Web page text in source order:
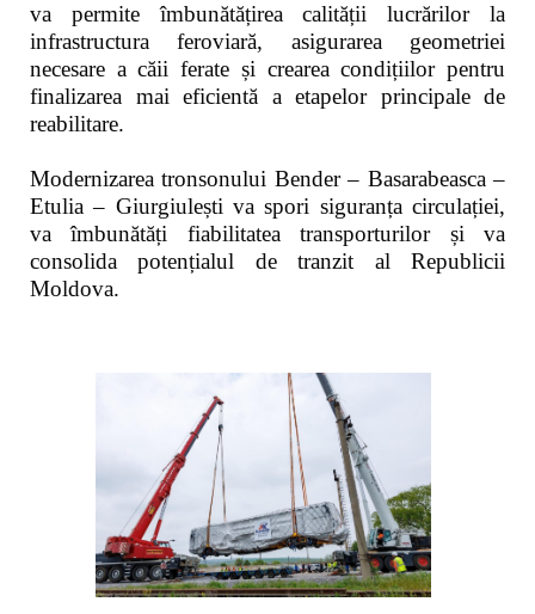
va permite îmbunătățirea calității lucrărilor la
infrastructura feroviară, asigurarea geometriei
necesare a căii ferate și crearea condițiilor pentru
finalizarea mai eficientă a etapelor principale de
reabilitare.
Modernizarea tronsonului Bender – Basarabeasca –
Etulia – Giurgiulești va spori siguranța circulației,
va îmbunătăți fiabilitatea transporturilor și va
consolida potențialul de tranzit al Republicii
Moldova.